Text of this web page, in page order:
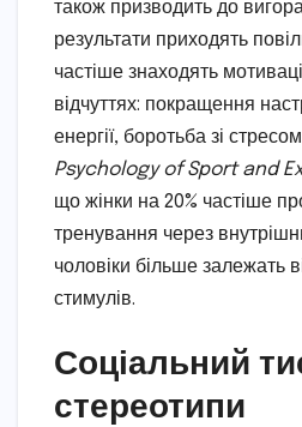
також призводить до
результати приходять
частіше знаходять
відчуттях: покращення
енергії, боротьба зі
Psychology of Sport and
що жінки на 20% частіше
тренування через
чоловіки більше залежать
стимулів.
Соціальний
стереотипи